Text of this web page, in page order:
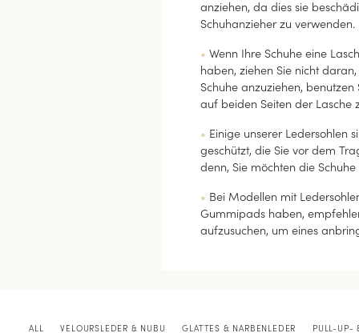
anziehen, da dies sie
Schuhanzieher zu verwenden.
Wenn Ihre Schuhe eine
haben, ziehen Sie nicht
Schuhe anzuziehen,
auf beiden Seiten der Lasche
Einige unserer Ledersohlen
geschützt, die Sie vor dem
denn, Sie möchten die
Bei Modellen mit
Gummipads haben,
aufzusuchen, um eines
ALL VELOURSLEDER & NUBU GLATTES & NARBENLEDER PULL-UP-